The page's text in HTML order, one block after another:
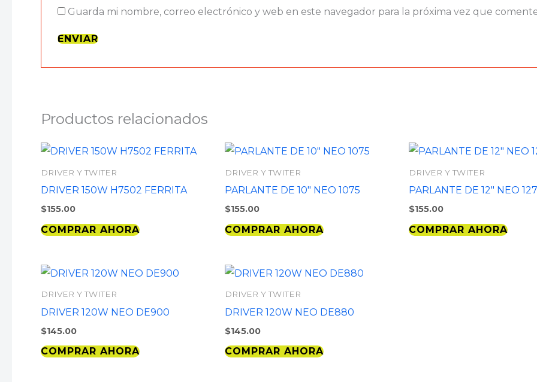
Guarda mi nombre, correo electrónico y web en este navegador para la próxima vez que
Productos relacionados
DRIVER Y TWITER
DRIVER 150W H7502 FERRITA
$155.00
COMPRAR AHORA
DRIVER Y TWITER
PARLANTE DE 10″ NEO 1075
$155.00
COMPRAR AHORA
DRIVER Y TWITER
PARLANTE DE 12″ NEO
$155.00
COMPRAR AHORA
DRIVER Y TWITER
DRIVER 120W NEO DE900
$145.00
COMPRAR AHORA
DRIVER Y TWITER
DRIVER 120W NEO DE880
$145.00
COMPRAR AHORA